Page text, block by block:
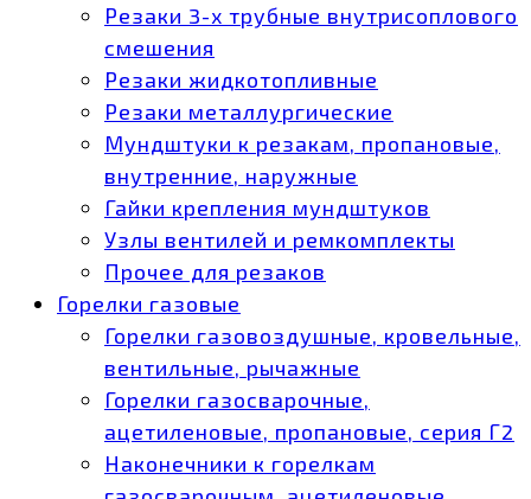
Резаки 3-х трубные внутрисоплового
смешения
Резаки жидкотопливные
Резаки металлургические
Мундштуки к резакам, пропановые,
внутренние, наружные
Гайки крепления мундштуков
Узлы вентилей и ремкомплекты
Прочее для резаков
Горелки газовые
Горелки газовоздушные, кровельные,
вентильные, рычажные
Горелки газосварочные,
ацетиленовые, пропановые, серия Г2
Наконечники к горелкам